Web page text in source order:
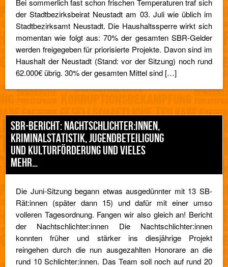
Bei sommerlich fast schon frischen Temperaturen traf sich
der Stadtbezirksbeirat Neustadt am 03. Juli wie üblich im
Stadtbezirksamt Neustadt. Die Haushaltssperre wirkt sich
momentan wie folgt aus: 70% der gesamten SBR-Gelder
werden freigegeben für priorisierte Projekte. Davon sind im
Haushalt der Neustadt (Stand: vor der Sitzung) noch rund
62.000€ übrig. 30% der gesamten Mittel sind […]
SBR-BERICHT: NACHTSCHLICHTER:INNEN,
KRIMINALSTATISTIK, JUGENDBETEILIGUNG
UND KULTURFÖRDERUNG UND VIELES
MEHR…
Die Juni-Sitzung begann etwas ausgedünnter mit 13 SB-
Rät:innen (später dann 15) und dafür mit einer umso
volleren Tagesordnung. Fangen wir also gleich an! Bericht
der Nachtschlichter:innen Die Nachtschlichter:innen
konnten früher und stärker ins diesjährige Projekt
reingehen durch die nun ausgezahlten Honorare an die
rund 10 Schlichter:innen. Das Team soll noch auf rund 20